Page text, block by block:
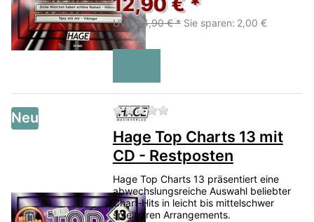
UVP:14,90 € * Sie sparen: 2,00 €
Neu Zu diesem Produkt liegen
Hage Top Charts 13 mit
CD - Restposten
Hage Top Charts 13 präsentiert eine
abwechslungsreiche Auswahl beliebter
Chart‑Hits in leicht bis mittelschwer
spielbaren Arrangements.